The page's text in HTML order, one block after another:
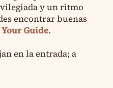
y un ritmo
encontrar buenas
Your Guide.
en la entrada; a